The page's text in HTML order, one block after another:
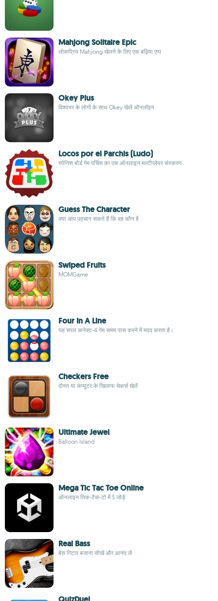
Mahjong Solitaire Epic
लोकप्रिय Mahjong खेलने के लिए एक बढ़िया एप्प
Okey Plus
विश्वभर के लोगों के साथ Okey खेलें ऑनलॉइन
Locos por el Parchis (Ludo)
स्पेनिश बोर्ड गेम पर्चिस का एक ऑनलाइन मल्टीप्लेयर संस्करण
Guess The Character
क्या आप पहचान सकते हैं कि वह कौन है
Swiped Fruits
MOMGame
Four In A Line
यह सरल कनेक्ट-4 गेम समय पास करने में मदद करता है।
Checkers Free
दोस्त या कंप्यूटर के खिलाफ चेकर्स खेलें
Ultimate Jewel
Balloon Island
Mega Tic Tac Toe Online
ऑनलाइन तिक-टैक-टो में 5 जोड़ें
Real Bass
बेस गिटार बजाना सीखें और आनंद लें